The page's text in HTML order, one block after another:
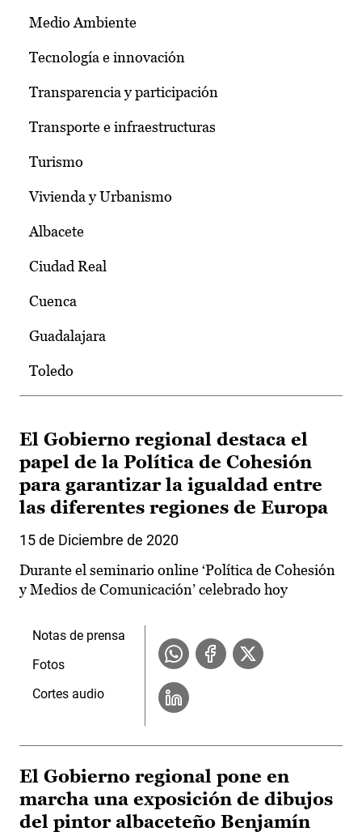
Medio Ambiente
Tecnología e innovación
Transparencia y participación
Transporte e infraestructuras
Turismo
Vivienda y Urbanismo
Albacete
Ciudad Real
Cuenca
Guadalajara
Toledo
El Gobierno regional destaca el
papel de la Política de Cohesión
para garantizar la igualdad entre
las diferentes regiones de Europa
15 de Diciembre de 2020
Durante el seminario online ‘Política de Cohesión
y Medios de Comunicación’ celebrado hoy
Notas de prensa
Fotos
Cortes audio
El Gobierno regional pone en
marcha una exposición de dibujos
del pintor albaceteño Benjamín